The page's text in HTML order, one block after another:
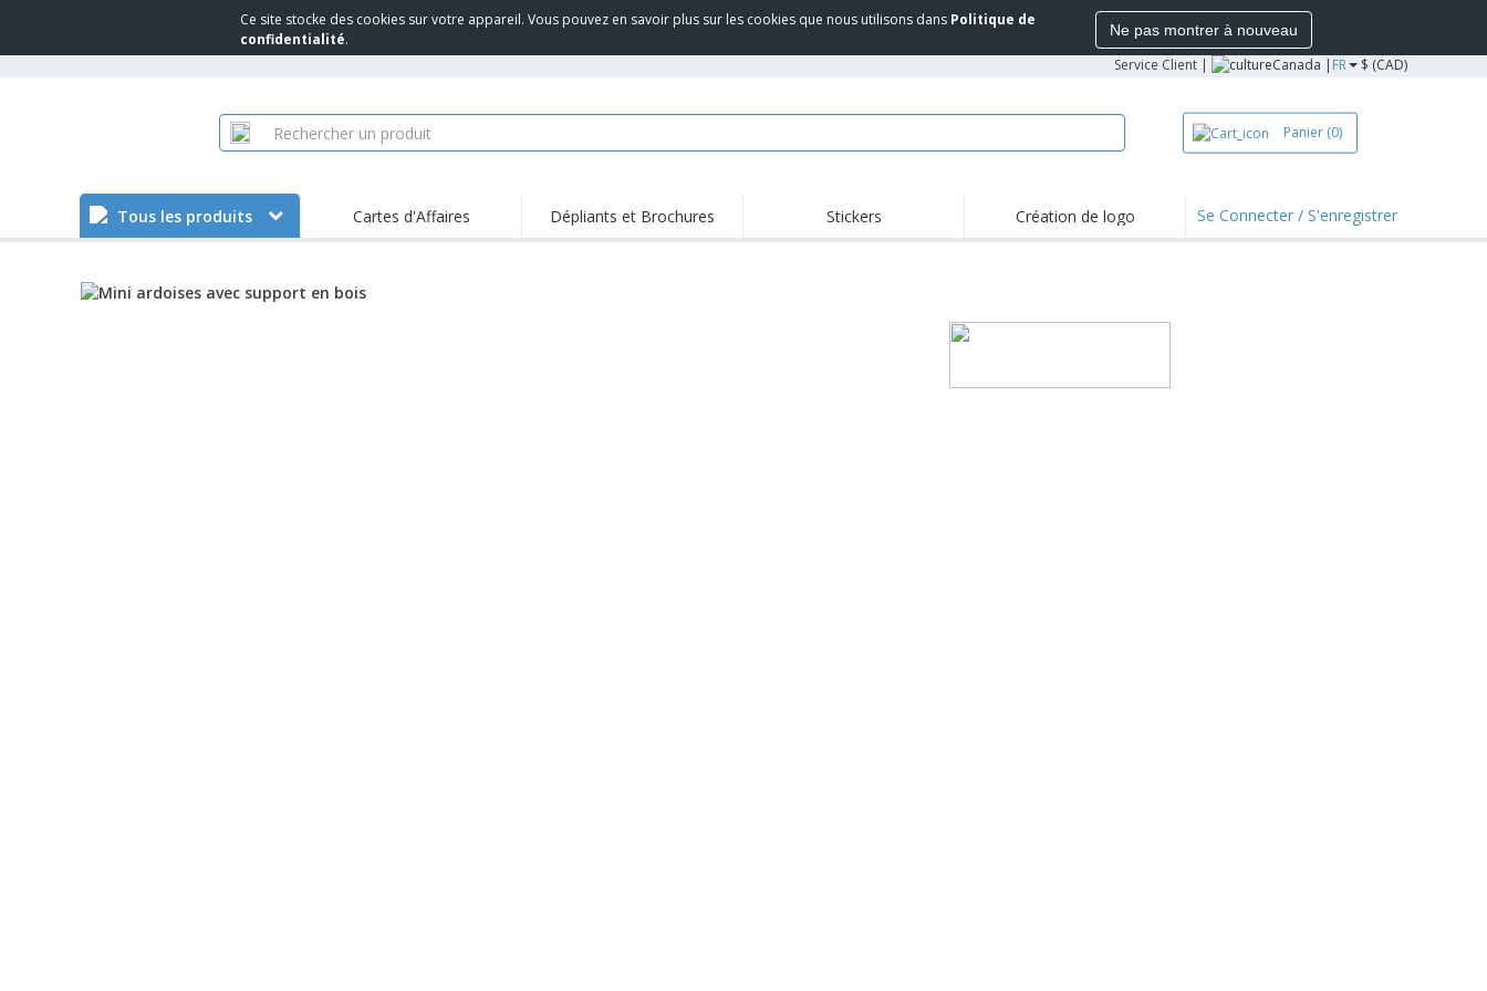
Ce site stocke des cookies sur votre appareil. Vous pouvez en savoir plus sur les cookies que nous utilisons dans Politique de
confidentialité. Ne pas montrer à nouveau
Service Client | Canada | FR $ (CAD)
Panier (0)
Tous les produits Cartes d'Affaires Dépliants et Brochures Stickers Création de logo Se Connecter / S'enregistrer